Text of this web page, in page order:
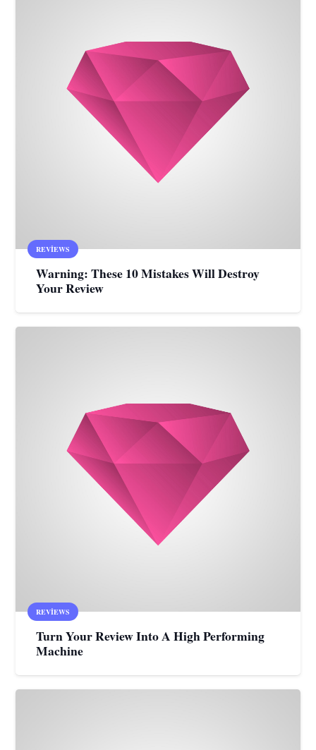
REVIEWS
Warning: These 10 Mistakes Will Destroy
Your Review
REVIEWS
Turn Your Review Into A High Performing
Machine